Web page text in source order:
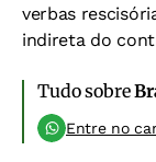
verbas
indireta do
Tudo sobre
Entre no